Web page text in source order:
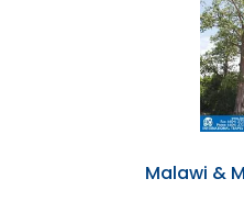
Malawi &